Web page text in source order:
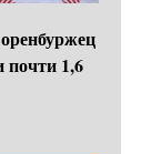
почти 1,6